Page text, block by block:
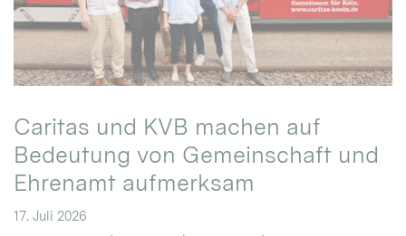
Caritas und KVB machen auf
Bedeutung von Gemeinschaft und
Ehrenamt aufmerksam
17. Juli 2026